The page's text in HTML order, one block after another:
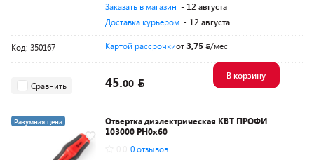
Заказать в магазин - 12 августа
Доставка курьером - 12 августа
Код: 350167 Картой рассрочкиот3,75 /мес
Сравнить 45.00
В корзину
Разумная цена
Отвертка диэлектрическая КВТ ПРОФИ
103000 PH0x60
0 отзывов